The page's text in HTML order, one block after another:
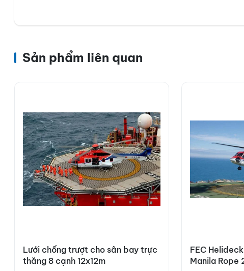
Sản phẩm liên quan
Lưới chống trượt cho sân bay trực
thăng 8 cạnh 12x12m
FEC
Manila Rope